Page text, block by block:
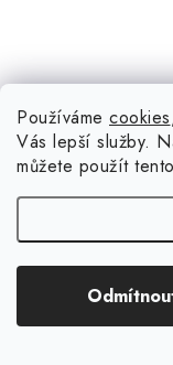
Používáme cookies
Vás lepší služby.
můžete použít tento